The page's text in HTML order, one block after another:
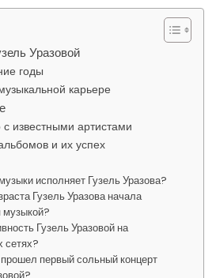
Уразовой
годы
карьере
известными артистами
и их успех
исполняет Гузель Уразова?
Гузель Уразова начала
музыкой?
Гузель Уразовой на
сетях?
прошел первый сольный концерт